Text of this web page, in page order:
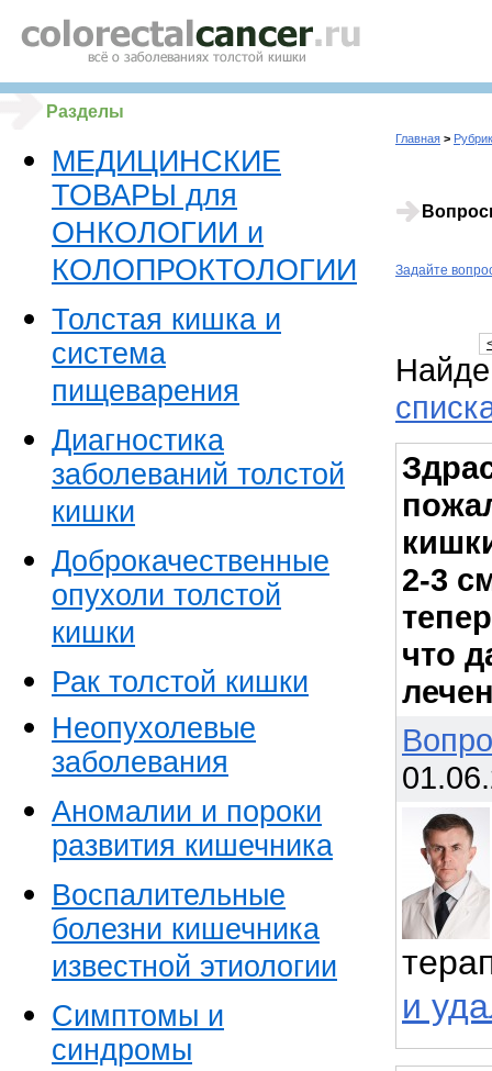
Разделы
МЕДИЦИНСКИЕ
ТОВАРЫ для
ОНКОЛОГИИ и
КОЛОПРОКТОЛОГИИ
Толстая кишка и
система
пищеварения
Диагностика
заболеваний толстой
кишки
Доброкачественные
опухоли толстой
кишки
Рак толстой кишки
Неопухолевые
заболевания
Аномалии и пороки
развития кишечника
Воспалительные
болезни кишечника
известной этиологии
Симптомы и
синдромы
Главная >
Задайте
2-3
что
и